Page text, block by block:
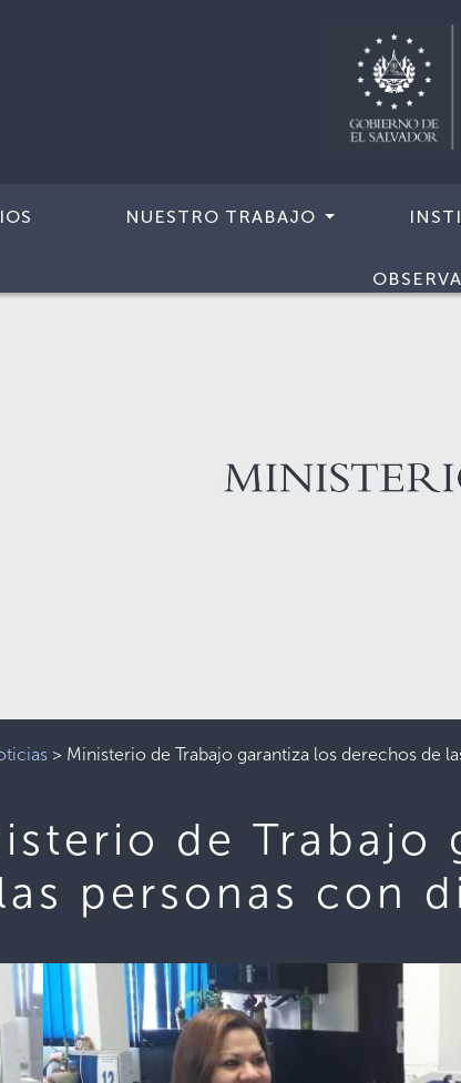
NUESTRO TRABAJO
> Ministerio de Trabajo garantiza los derechos de
de Trabajo
personas con